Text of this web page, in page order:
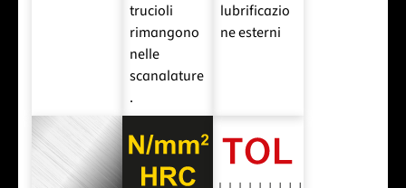
trucioli
rimangono
nelle
scanalature
.
lubrificazio
ne esterni